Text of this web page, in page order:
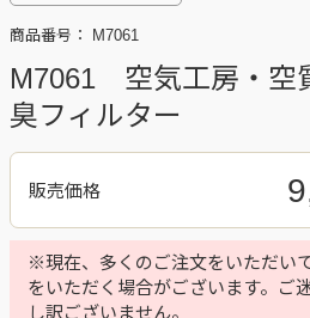
商品番号： M7061
M7061 空気工房・
臭フィルター
販売価格
※現在、多くのご注文をいただい
をいただく場合がございます。ご
し訳ございません。